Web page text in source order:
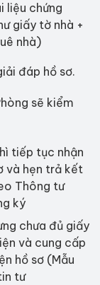
liệu chứng
giấy tờ nhà +
nhà)
đáp hồ sơ.
sẽ kiểm
tiếp tục nhận
và hẹn trả kết
Thông tư
ký
chưa đủ giấy
và cung cấp
hồ sơ (Mẫu
tư